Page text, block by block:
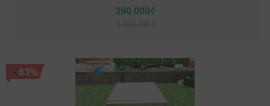
390.000₫
-63%